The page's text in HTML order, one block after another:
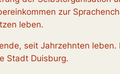
zur
leben.
seit Jahrzehnten leben.
Stadt Duisburg.